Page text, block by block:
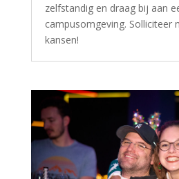
zelfstandig en draag bij aan
campusomgeving. Solliciteer
kansen!